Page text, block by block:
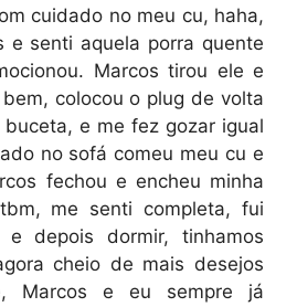
cuidado no meu cu, haha,
e senti aquela porra quente
Marcos tirou ele e
colocou o plug de volta
e me fez gozar igual
no sofá comeu meu cu e
fechou e encheu minha
me senti completa, fui
depois dormir, tinhamos
cheio de mais desejos
Marcos e eu sempre já